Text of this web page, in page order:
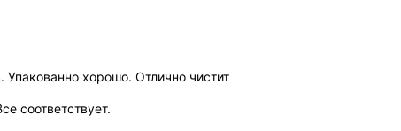
Упакованно хорошо. Отлично чистит
соответствует.